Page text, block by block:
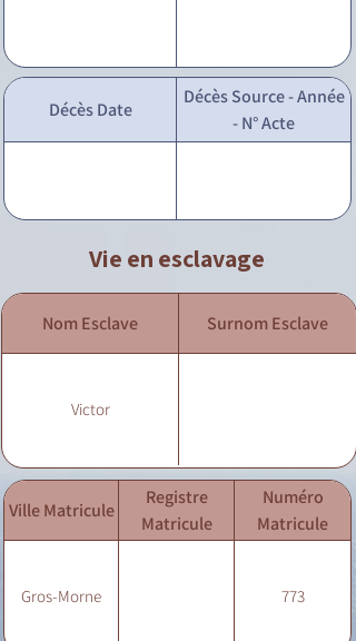
Décès Date
Décès Source - Année
- N° Acte
Vie en esclavage
Nom Esclave Surnom Esclave
Victor
Ville Matricule
Registre
Matricule
Numéro
Matricule
Gros-Morne 773